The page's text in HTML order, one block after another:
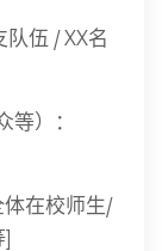
伍 / XX名
）：
在校师生/